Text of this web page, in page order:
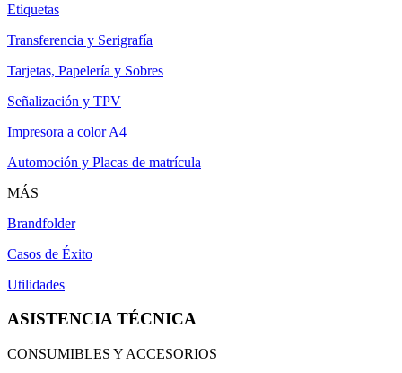
Etiquetas
Transferencia y Serigrafía
Tarjetas, Papelería y Sobres
Señalización y TPV
Impresora a color A4
Automoción y Placas de matrícula
MÁS
Brandfolder
Casos de Éxito
Utilidades
ASISTENCIA TÉCNICA
CONSUMIBLES Y ACCESORIOS